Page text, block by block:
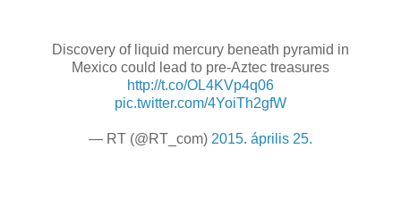
Discovery of liquid mercury beneath pyramid in
Mexico could lead to pre-Aztec treasures
http://t.co/OL4KVp4q06
pic.twitter.com/4YoiTh2gfW
— RT (@RT_com) 2015. április 25.